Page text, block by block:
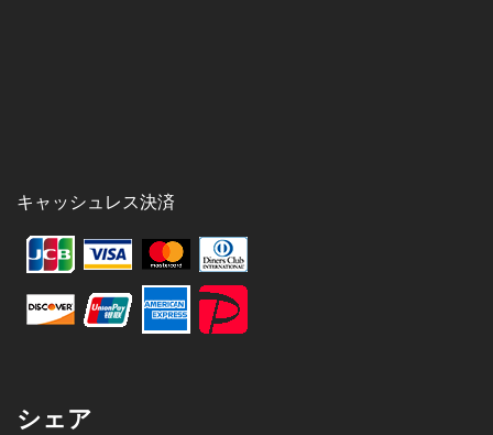
キャッシュレス決済
シェア